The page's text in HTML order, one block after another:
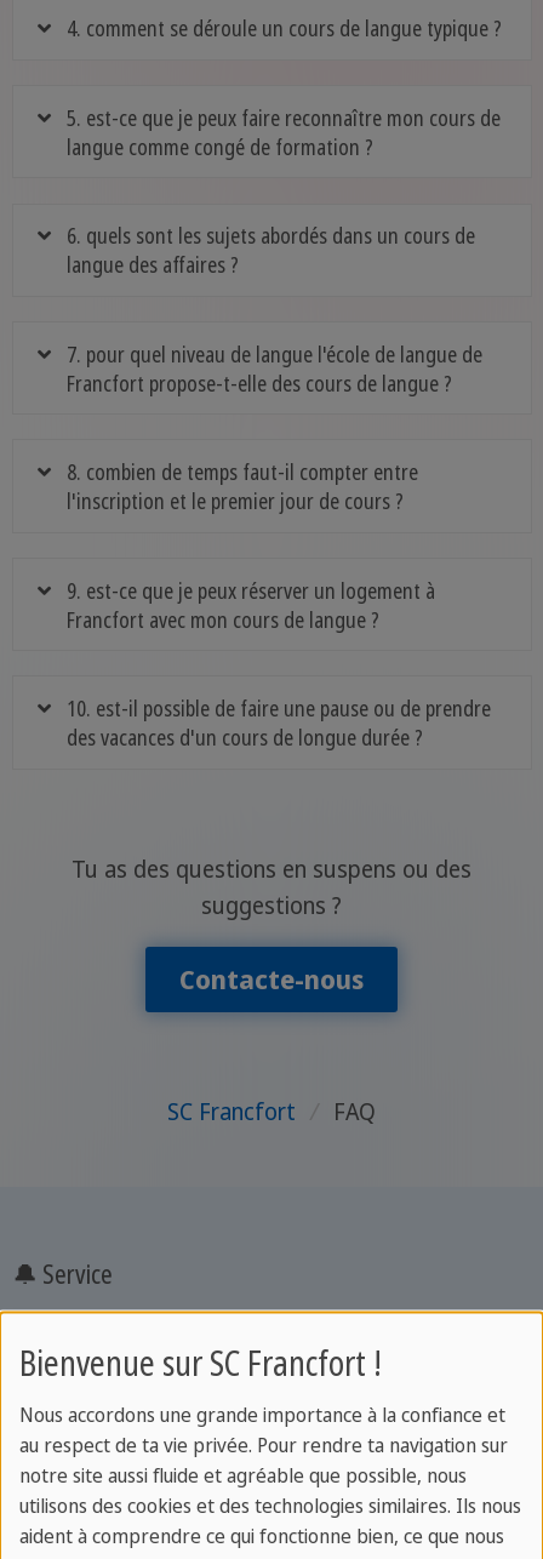
4. comment se déroule un cours de langue typique ?
5. est-ce que je peux faire reconnaître mon cours de
langue comme congé de formation ?
6. quels sont les sujets abordés dans un cours de
langue des affaires ?
7. pour quel niveau de langue l'école de langue de
Francfort propose-t-elle des cours de langue ?
8. combien de temps faut-il compter entre
l'inscription et le premier jour de cours ?
9. est-ce que je peux réserver un logement à
Francfort avec mon cours de langue ?
10. est-il possible de faire une pause ou de prendre
des vacances d'un cours de longue durée ?
Tu as des questions en suspens ou des
suggestions ?
Contacte-nous
SC Francfort FAQ
🔔 Service
Cours de langue
Cours business
Congé éducatif
Cours particuliers
Cours en entreprise
Test de langue
Bienvenue sur SC Francfort !
Nous accordons une grande importance à la confiance et
au respect de ta vie privée. Pour rendre ta navigation sur
notre site aussi fluide et agréable que possible, nous
utilisons des cookies et des technologies similaires. Ils nous
aident à comprendre ce qui fonctionne bien, ce que nous